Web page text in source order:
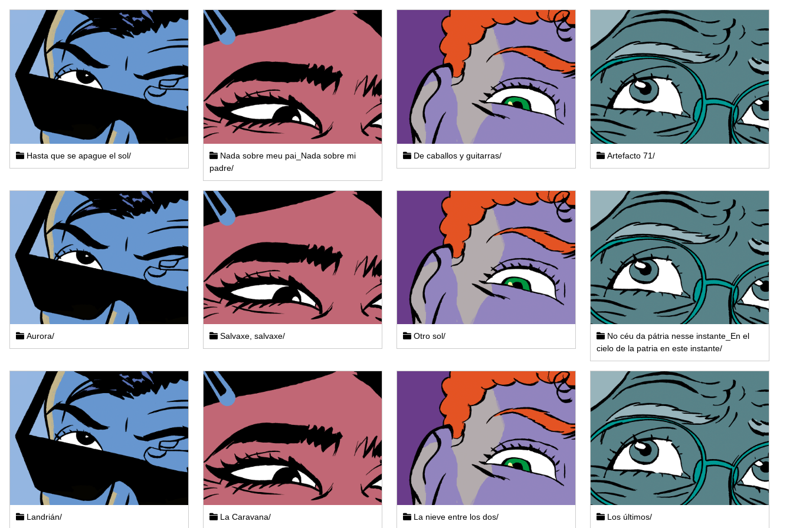
Hasta que se apague el sol/
Nada sobre meu pai_Nada sobre mi
padre/
De caballos y guitarras/ Artefacto 71/
Aurora/ Salvaxe, salvaxe/ Otro sol/
No céu da pátria nesse instante_En el
cielo de la patria en este instante/
Landrián/ La Caravana/ La nieve entre los dos/ Los últimos/